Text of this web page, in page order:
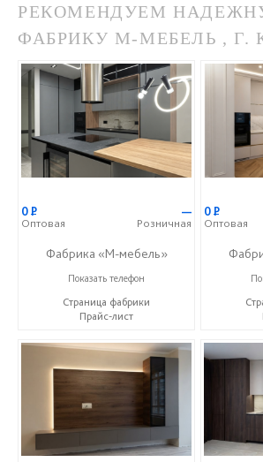
РЕКОМЕНДУЕМ
ФАБРИКУ М-МЕБЕЛЬ , Г.
0Р
Оптовая
—
Розничная
Фабрика «М-мебель»
+7 (902) 349-19-19
Показать телефон
Страница фабрики
Прайс-лист
0Р
Оптовая
+7